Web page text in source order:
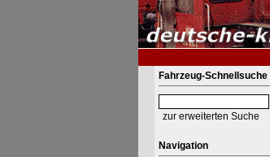
Fahrzeug-Schnellsuche
zur erweiterten Suche
Navigation